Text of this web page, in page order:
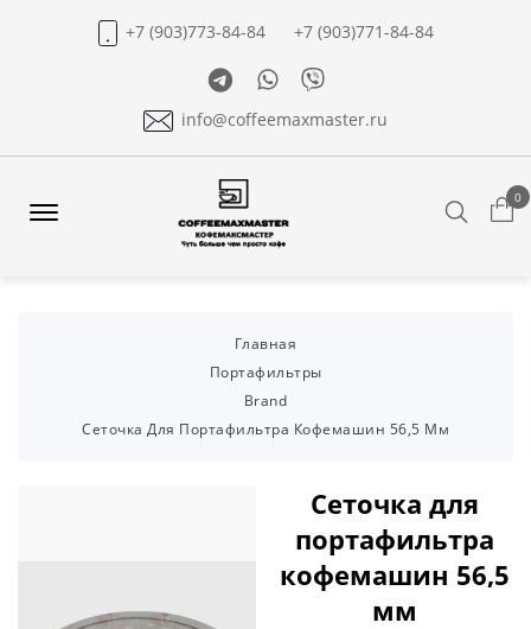
+7 (903)773-84-84
+7 (903)771-84-84
TelegramWhatsapp
Viber
info@coffeemaxmaster.ru
0
Главная
Портафильтры
Brand
Сеточка Для Портафильтра Кофемашин 56,5 Мм
Сеточка для
портафильтра
кофемашин 56,5
мм